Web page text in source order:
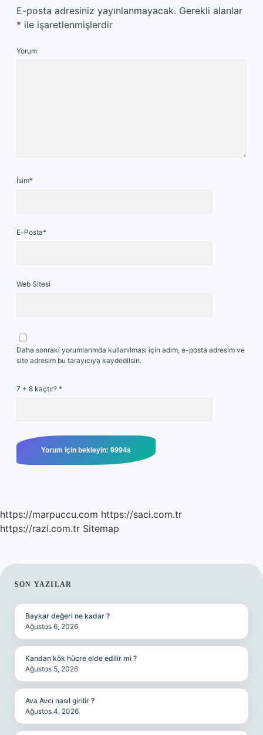
E-posta adresiniz yayınlanmayacak. Gerekli alanlar
* ile işaretlenmişlerdir
Yorum
İsim*
E-Posta*
Web Sitesi
Daha sonraki yorumlarımda kullanılması için adım, e-posta adresim ve
site adresim bu tarayıcıya kaydedilsin.
7 + 8 kaçtır? *
https://marpuccu.com https://saci.com.tr
https://razi.com.tr Sitemap
SIDEBAR
SON YAZILAR
Baykar değeri ne kadar ?
Ağustos 6, 2026
Kandan kök hücre elde edilir mi ?
Ağustos 5, 2026
Ava Avcı nasıl girilir ?
Ağustos 4, 2026